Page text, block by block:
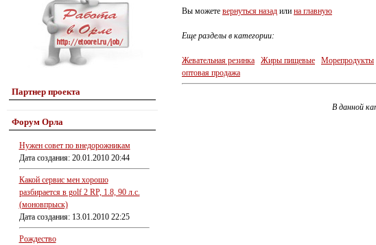
Партнер проекта
Форум Орла
Нужен совет по внедорожникам
Дата создания: 20.01.2010 20:44
Какой сервис мен хорошо
разбирается в golf 2 RP, 1.8, 90 л.с.
(моновпрыск)
Дата создания: 13.01.2010 22:25
Рождество
Вы можете вернуться назад или на главную
Еще разделы в категории:
Жевательная резинка Жиры пищевые Морепродукты
оптовая продажа
В данной